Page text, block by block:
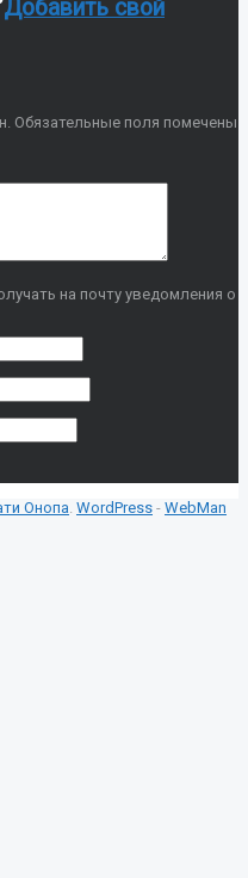
Добавить свой
Обязательные поля помечены
на почту уведомления о
Онопа WordPress - WebMan